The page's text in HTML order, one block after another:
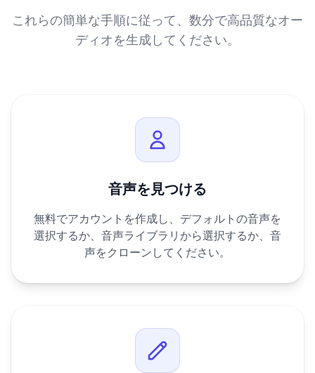
これらの簡単な手順に従って、数分で高品質なオー
ディオを生成してください。
音声を見つける
無料でアカウントを作成し、デフォルトの音声を
選択するか、音声ライブラリから選択するか、音
声をクローンしてください。